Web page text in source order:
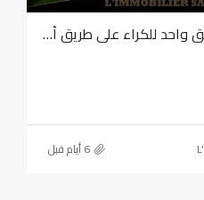
فيلا خاصة مفروشة من طابق واحد للكراء على طريق أمزميز، مراكش – حديقة ومسبح خاصان